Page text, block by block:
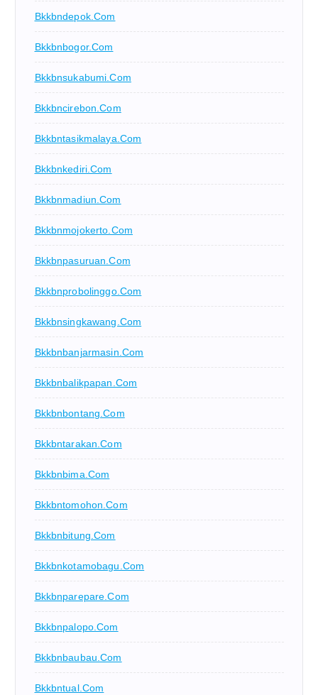
Bkkbndepok.com
Bkkbnbogor.com
Bkkbnsukabumi.com
Bkkbncirebon.com
Bkkbntasikmalaya.com
Bkkbnkediri.com
Bkkbnmadiun.com
Bkkbnmojokerto.com
Bkkbnpasuruan.com
Bkkbnprobolinggo.com
Bkkbnsingkawang.com
Bkkbnbanjarmasin.com
Bkkbnbalikpapan.com
Bkkbnbontang.com
Bkkbntarakan.com
Bkkbnbima.com
Bkkbntomohon.com
Bkkbnbitung.com
Bkkbnkotamobagu.com
Bkkbnparepare.com
Bkkbnpalopo.com
Bkkbnbaubau.com
Bkkbntual.com